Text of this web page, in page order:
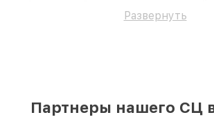
Развернуть
Партнеры нашего СЦ